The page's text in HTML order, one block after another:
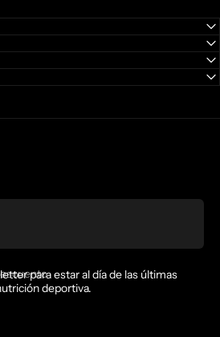
para estar al día de las últimas
deportiva.